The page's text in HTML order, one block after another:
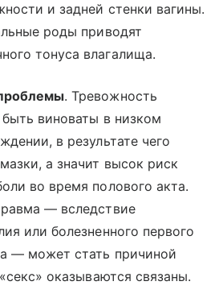
и задней стенки вагины.
роды приводят
тонуса влагалища.
. Тревожность
виноваты в низком
в результате чего
а значит высок риск
во время полового акта.
— вследствие
или болезненного первого
— может стать причиной
оказываются связаны.